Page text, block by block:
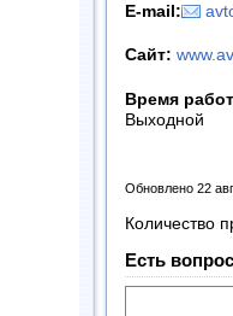
E-mail:
Сайт:
Время
Выходной
Обновлено 22
Количество
Есть